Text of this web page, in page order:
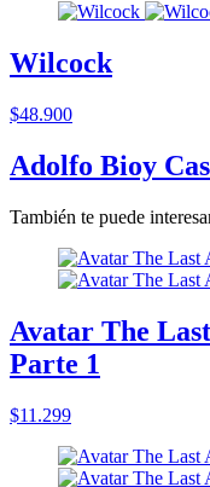
Wilcock
$48.900
Adolfo Bioy
También te puede
Avatar The
Parte 1
$11.299